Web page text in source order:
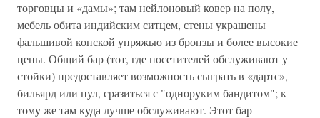
торговцы и «дамы»; там нейлоновый ковер на полу,
мебель обита индийским ситцем, стены украшены
фальшивой конской упряжью из бронзы и более высокие
цены. Общий бар (тот, где посетителей обслуживают у
стойки) предоставляет возможность сыграть в «дартс»,
бильярд или пул, сразиться с "одноруким бандитом"; к
тому же там куда лучше обслуживают. Этот бар